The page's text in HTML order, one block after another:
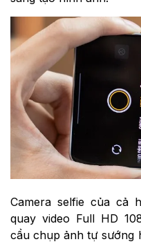
Camera selfie của cả
quay video Full HD
cầu chụp ảnh tự sướng